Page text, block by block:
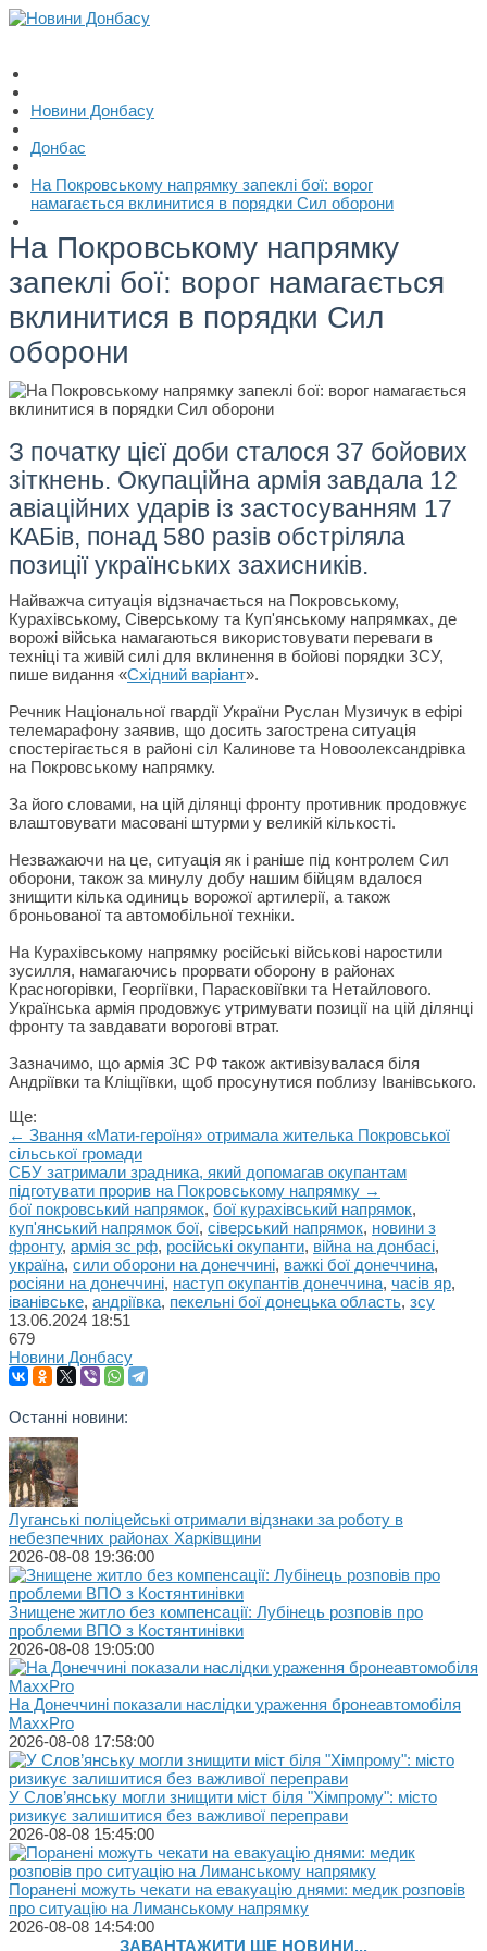
Новини Донбасу
Донбас
На Покровському напрямку запеклі бої: ворог
намагається вклинитися в порядки Сил оборони
На Покровському напрямку
запеклі бої: ворог намагається
вклинитися в порядки Сил
оборони
З початку цієї доби сталося 37 бойових
зіткнень. Окупаційна армія завдала 12
авіаційних ударів із застосуванням 17
КАБів, понад 580 разів обстріляла
позиції українських захисників.
Найважча ситуація відзначається на Покровському,
Курахівському, Сіверському та Куп'янському напрямках, де
ворожі війська намагаються використовувати переваги в
техніці та живій силі для вклинення в бойові порядки ЗСУ,
пише видання «Східний варіант».
Речник Національної гвардії України Руслан Музичук в ефірі
телемарафону заявив, що досить загострена ситуація
спостерігається в районі сіл Калинове та Новоолександрівка
на Покровському напрямку.
За його словами, на цій ділянці фронту противник продовжує
влаштовувати масовані штурми у великій кількості.
Незважаючи на це, ситуація як і раніше під контролем Сил
оборони, також за минулу добу нашим бійцям вдалося
знищити кілька одиниць ворожої артилерії, а також
броньованої та автомобільної техніки.
На Курахівському напрямку російські військові наростили
зусилля, намагаючись прорвати оборону в районах
Красногорівки, Георгіївки, Парасковіївки та Нетайлового.
Українська армія продовжує утримувати позиції на цій ділянці
фронту та завдавати ворогові втрат.
Зазначимо, що армія ЗС РФ також активізувалася біля
Андріївки та Кліщіївки, щоб просунутися поблизу Іванівського.
Ще:
← Звання «Мати-героїня» отримала жителька Покровської
сільської громади
СБУ затримали зрадника, який допомагав окупантам
підготувати прорив на Покровському напрямку →
бої покровський напрямок, бої курахівський напрямок,
куп'янський напрямок бої, сіверський напрямок, новини з
фронту, армія зс рф, російські окупанти, війна на донбасі,
україна, сили оборони на донеччині, важкі бої донеччина,
росіяни на донеччині, наступ окупантів донеччина, часів яр,
іванівське, андріївка, пекельні бої донецька область, зсу
13.06.2024 18:51
679
Новини Донбасу
Останні новини:
Луганські поліцейські отримали відзнаки за роботу в
небезпечних районах Харківщини
2026-08-08 19:36:00
Знищене житло без компенсації: Лубінець розповів про
проблеми ВПО з Костянтинівки
2026-08-08 19:05:00
На Донеччині показали наслідки ураження бронеавтомобіля
MaxxPro
2026-08-08 17:58:00
У Слов’янську могли знищити міст біля "Хімпрому": місто
ризикує залишитися без важливої переправи
2026-08-08 15:45:00
Поранені можуть чекати на евакуацію днями: медик розповів
про ситуацію на Лиманському напрямку
2026-08-08 14:54:00
ЗАВАНТАЖИТИ ЩЕ НОВИНИ...